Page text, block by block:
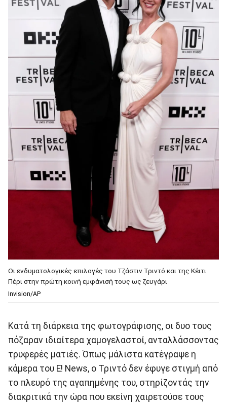
Οι ενδυματολογικές επιλογές του Τζάστιν Τριντό και της Κέιτι
Πέρι στην πρώτη κοινή εμφάνισή τους ως ζευγάρι
Invision/AP
Κατά τη διάρκεια της φωτογράφισης, οι δυο τους
πόζαραν ιδιαίτερα χαμογελαστοί, ανταλλάσσοντας
τρυφερές ματιές. Όπως μάλιστα κατέγραψε η
κάμερα του E! News, ο Τριντό δεν έφυγε στιγμή από
το πλευρό της αγαπημένης του, στηρίζοντάς την
διακριτικά την ώρα που εκείνη χαιρετούσε τους